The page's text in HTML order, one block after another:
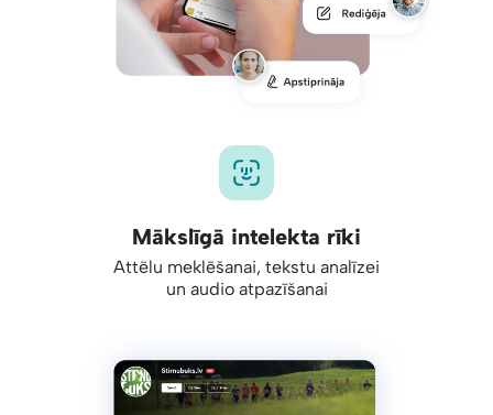
Mākslīgā intelekta rīki
Attēlu meklēšanai, tekstu analīzei
un audio atpazīšanai